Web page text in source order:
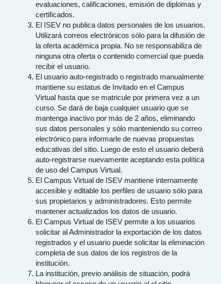
evaluaciones, calificaciones, emisión de diplomas y
certificados.
El ISEV no publica datos personales de los usuarios.
Utilizará correos electrónicos sólo para la difusión de
la oferta académica propia. No se responsabiliza de
ninguna otra oferta o contenido comercial que pueda
recibir el usuario.
El usuario auto-registrado o registrado manualmente
mantiene su estatus de Invitado en el Campus
Virtual hasta que se matricule por primera vez a un
curso. Se dará de baja cualquier usuario que se
mantenga inactivo por más de 2 años, eliminando
sus datos personales y sólo manteniendo su correo
electrónico para informarle de nuevas propuestas
educativas del sitio. Luego de esto el usuario deberá
auto-registrarse nuevamente aceptando esta política
de uso del Campus Virtual.
El Campus Virtual de ISEV mantiene internamente
accesible y editable los perfiles de usuario sólo para
sus propietarios y administradores. Esto permite
mantener actualizados los datos de usuario.
El Campus Virtual de ISEV permite a los usuarios
solicitar al Administrador la exportación de los datos
registrados y el usuario puede solicitar la eliminación
completa de sus datos de los registros de la
institución.
La institución, previo análisis de situación, podrá